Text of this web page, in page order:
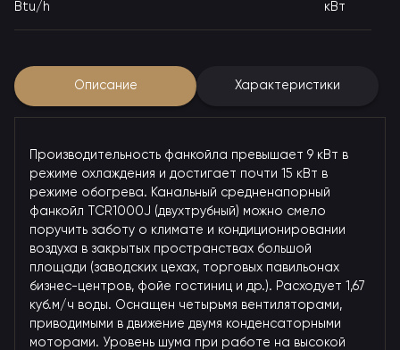
Btu/h
кВт
Описание Характеристики
Производительность фанкойла превышает 9 кВт в
режиме охлаждения и достигает почти 15 кВт в
режиме обогрева. Канальный средненапорный
фанкойл TCR1000J (двухтрубный) можно смело
поручить заботу о климате и кондиционировании
воздуха в закрытых пространствах большой
площади (заводских цехах, торговых павильонах
бизнес-центров, фойе гостиниц и др.). Расходует 1,67
куб.м/ч воды. Оснащен четырьмя вентиляторами,
приводимыми в движение двумя конденсаторными
моторами. Уровень шума при работе на высокой